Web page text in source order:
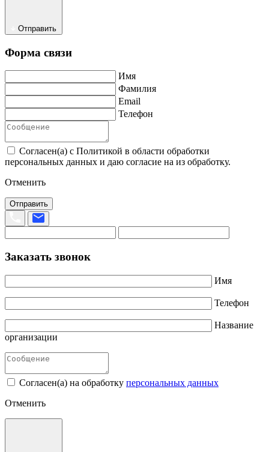
Отправить
Форма связи
Имя
Фамилия
Email
Телефон
Согласен(а) с Политикой в области обработки
персональных данных и даю согласие на из обработку.
Отменить
Отправить
Заказать звонок
Имя
Телефон
Название
организации
Согласен(а) на обработку персональных данных
Отменить